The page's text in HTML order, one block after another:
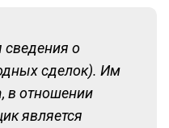
сведения о
сделок). Им
в отношении
является